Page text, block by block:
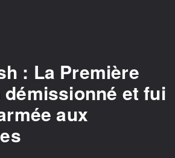
: La Première
et fui
aux